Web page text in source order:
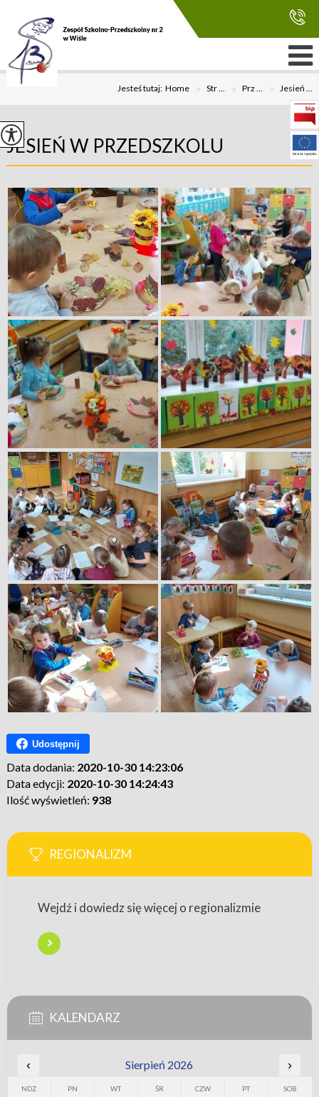
Jesteś tutaj:Home > Str ... > Prz ... > Jesień ...
JESIEŃ W PRZEDSZKOLU
Udostępnij
Data dodania: 2020-10-30 14:23:06
Data edycji: 2020-10-30 14:24:43
Ilość wyświetleń: 938
REGIONALIZM
Wejdź i dowiedz się więcej o regionalizmie
KALENDARZ
‹ Sierpień 2026 ›
NDZ PN WT ŚR CZW PT SOB